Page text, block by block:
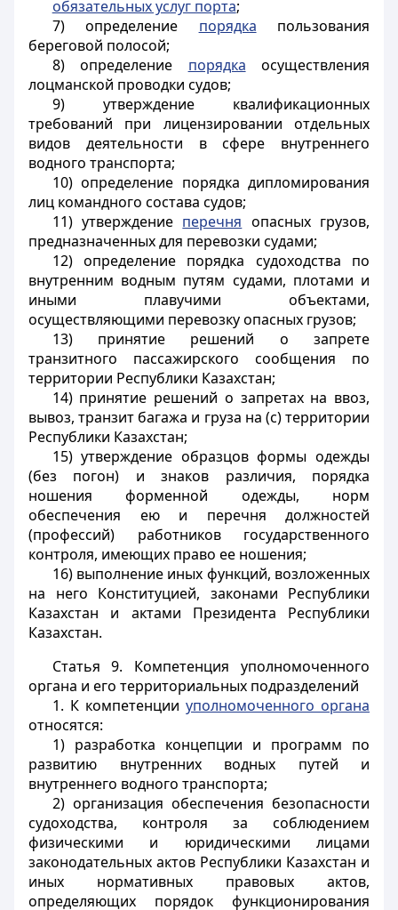
обязательных услуг порта;
7) определение порядка пользования
береговой полосой;
8) определение порядка осуществления
лоцманской проводки судов;
9) утверждение квалификационных
требований при лицензировании отдельных
видов деятельности в сфере внутреннего
водного транспорта;
10) определение порядка дипломирования
лиц командного состава судов;
11) утверждение перечня опасных грузов,
предназначенных для перевозки судами;
12) определение порядка судоходства по
внутренним водным путям судами, плотами и
иными плавучими объектами,
осуществляющими перевозку опасных грузов;
13) принятие решений о запрете
транзитного пассажирского сообщения по
территории Республики Казахстан;
14) принятие решений о запретах на ввоз,
вывоз, транзит багажа и груза на (с) территории
Республики Казахстан;
15) утверждение образцов формы одежды
(без погон) и знаков различия, порядка
ношения форменной одежды, норм
обеспечения ею и перечня должностей
(профессий) работников государственного
контроля, имеющих право ее ношения;
16) выполнение иных функций, возложенных
на него Конституцией, законами Республики
Казахстан и актами Президента Республики
Казахстан.
Статья 9. Компетенция уполномоченного
органа и его территориальных подразделений
1. К компетенции уполномоченного органа
относятся:
1) разработка концепции и программ по
развитию внутренних водных путей и
внутреннего водного транспорта;
2) организация обеспечения безопасности
судоходства, контроля за соблюдением
физическими и юридическими лицами
законодательных актов Республики Казахстан и
иных нормативных правовых актов,
определяющих порядок функционирования